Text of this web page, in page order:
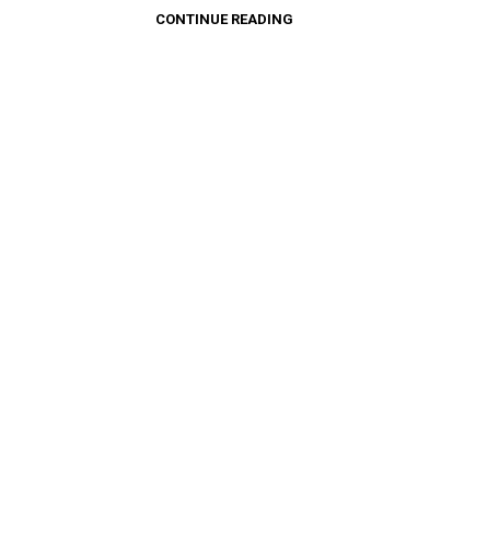
CONTINUE READING